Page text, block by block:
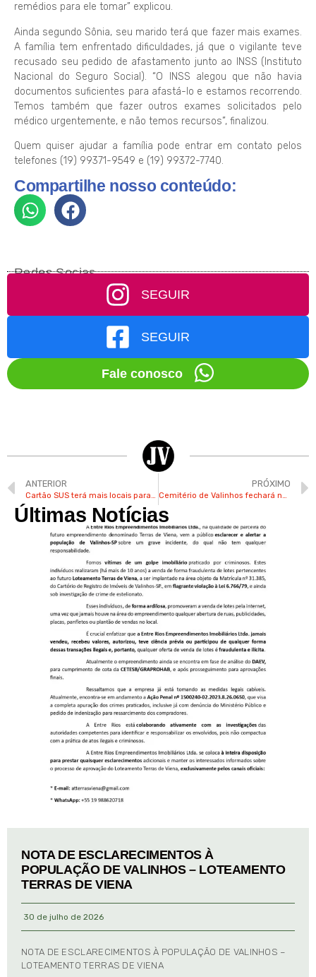
remédios para ele tomar” explicou.
Ainda segundo Sônia, seu marido terá que fazer mais exames.
A família tem enfrentado dificuldades, já que o vigilante teve
recusado seu pedido de afastamento junto ao INSS (Instituto
Nacional do Seguro Social). “O INSS alegou que não havia
documentos suficientes para afastá-lo e estamos recorrendo.
Temos também que fazer outros exames solicitados pelo
médico urgentemente, e não temos recursos”, finalizou.
Quem quiser ajudar a família pode entrar em contato pelos
telefones (19) 99371-9549 e (19) 99372-7740.
Compartilhe nosso conteúdo:
Redes Socias
SEGUIR
SEGUIR
Fale conosco
ANTERIOR
Cartão SUS terá mais locais para emissão em Valinhos
PRÓXIMO
Cemitério de Valinhos fechará nesta 3ª para limpeza e dedetização
Últimas Notícias
NOTA DE ESCLARECIMENTOS À
POPULAÇÃO DE VALINHOS – LOTEAMENTO
TERRAS DE VIENA
30 de julho de 2026
NOTA DE ESCLARECIMENTOS À POPULAÇÃO DE VALINHOS –
LOTEAMENTO TERRAS DE VIENA